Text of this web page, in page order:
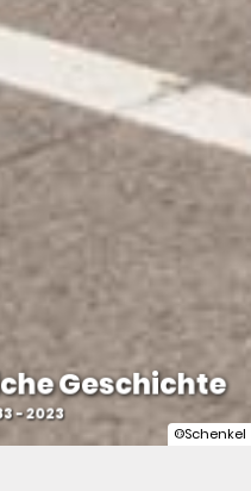
Geschichte
- 2023
©Schenkel